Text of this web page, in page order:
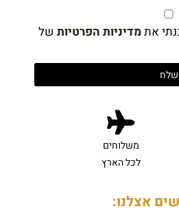
אתמדיניות הפרטיות של
משלוחים
לכל הארץ
אצלנו: